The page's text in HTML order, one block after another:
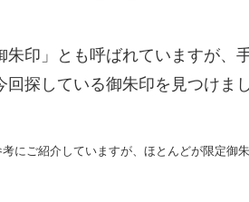
朱印」とも呼ばれていますが、
回探している御朱印を見つけま
にご紹介していますが、ほとんどが限定御